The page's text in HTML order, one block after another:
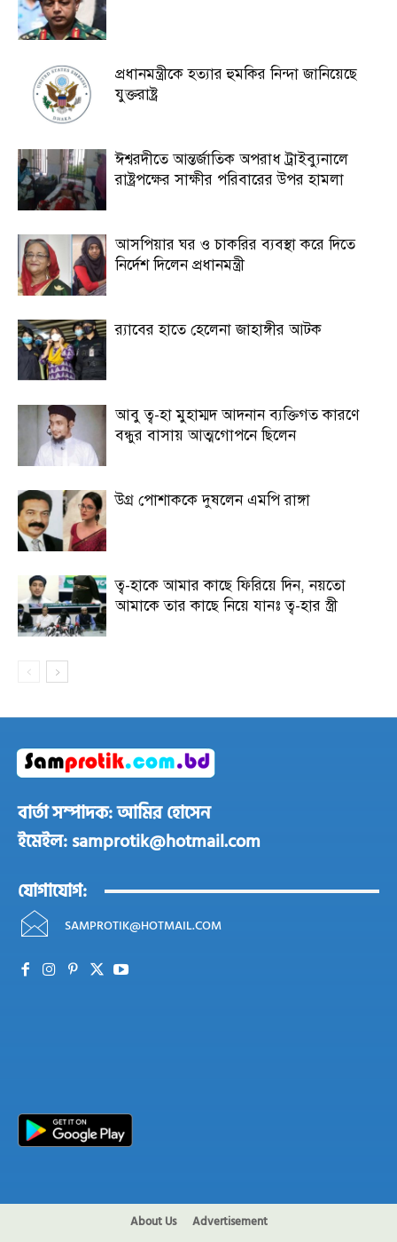
প্রধানমন্ত্রীকে হত্যার হুমকির নিন্দা জানিয়েছে
যুক্তরাষ্ট্র
ঈশ্বরদীতে আন্তর্জাতিক অপরাধ ট্রাইব্যুনালে
রাষ্ট্রপক্ষের সাক্ষীর পরিবারের উপর হামলা
আসপিয়ার ঘর ও চাকরির ব্যবস্থা করে দিতে
নির্দেশ দিলেন প্রধানমন্ত্রী
র‍্যাবের হাতে হেলেনা জাহাঙ্গীর আটক
আবু ত্ব-হা মুহাম্মদ আদনান ব্যক্তিগত কারণে
বন্ধুর বাসায় আত্মগোপনে ছিলেন
উগ্র পোশাককে দুষলেন এমপি রাঙ্গা
ত্ব-হাকে আমার কাছে ফিরিয়ে দিন, নয়তো
আমাকে তার কাছে নিয়ে যানঃ ত্ব-হার স্ত্রী
বার্তা সম্পাদক: আমির হোসেন
ইমেইল: samprotik@hotmail.com
যোগাযোগ:
SAMPROTIK@HOTMAIL.COM
About Us Advertisement